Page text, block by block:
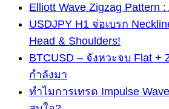
Elliott Wave Zigzag Pattern :
USDJPY H1 จ่อเบรก
Head & Shoulders!
BTCUSD – จังหวะจบ Flat +
กำลังมา
ทำไมการเทรด Impulse